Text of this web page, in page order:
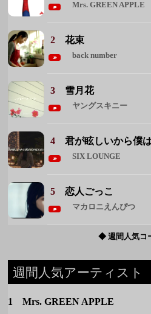
Mrs. GREEN APPLE
2花束
back number
3 雪月花
ヤングスキニー
4君が眩しいから僕
SIX LOUNGE
5恋人ごっこ
マカロニえんぴつ
◆ 週間人気コ
週間人気アーティスト
1 Mrs. GREEN APPLE